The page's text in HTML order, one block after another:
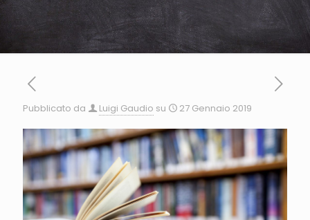
Pubblicato da Luigi Gaudio su 27 Gennaio 2019